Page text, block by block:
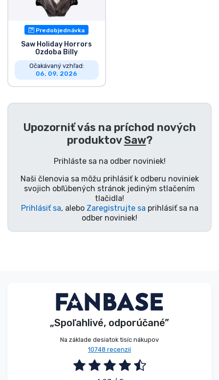
Predobjednávka
Saw Holiday Horrors
Ozdoba Billy
Očakávaný vzhľad:
06. 09. 2026
Upozorniť vás na príchod nových
produktovSaw?
Prihláste sa na odber noviniek!
Naši členovia sa môžu prihlásiť k odberu noviniek
svojich obľúbených stránok jediným stlačením
tlačidla!
Prihlásiť sa, alebo Zaregistrujte sa prihlásiť sa na
odber noviniek!
„Spoľahlivé, odporúčané”
Na základe desiatok tisíc nákupov
10748 recenzií
Zoradiť podľa karikatúry
Zoradiť podľa Anime
Zoradiť podľa hier
Zoradiť podľa hudby
Typy výrobkov
Značky